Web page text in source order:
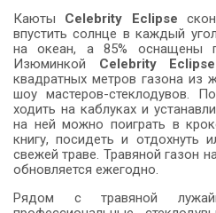
Каюты Celebrity Eclipse
впустить солнце в каждый
на океан, а 85% оснащены
Изюминкой Celebrity Eclipse
квадратных метров газона из
шоу мастеров-стеклодувов.
ходить на каблуках и
на ней можно поиграть в
книгу, посидеть и отдохнуть
свежей траве. Травяной газон
обновляется ежегодно.
Рядом с травяной